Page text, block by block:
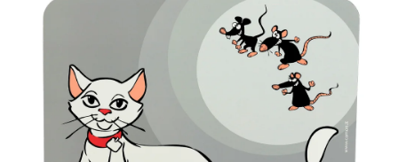
hvězdiček.